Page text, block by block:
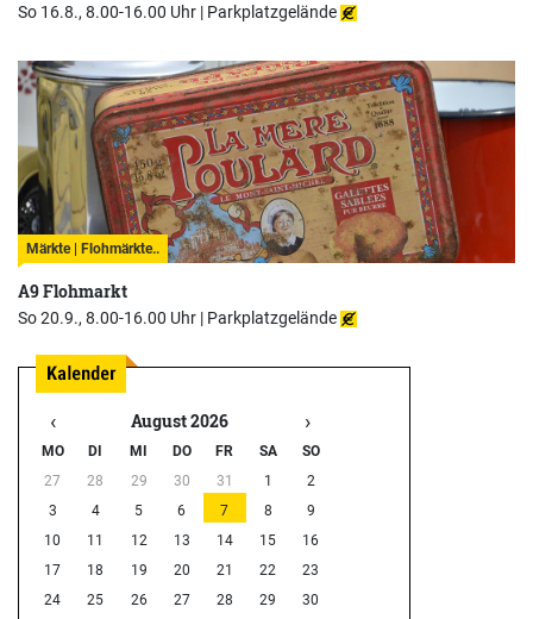
So 16.8., 8.00-16.00 Uhr | Parkplatzgelände
Märkte | Flohmärkte..
A9 Flohmarkt
So 20.9., 8.00-16.00 Uhr | Parkplatzgelände
‹ August 2026 ›
MO DI MI DO FR SA
SO
27
28 29 30 31 1
2
3
4 5 6 7 8
9
10
11 12 13 14 15
16
17
18 19 20 21 22
23
24
25 26 27 28 29
30